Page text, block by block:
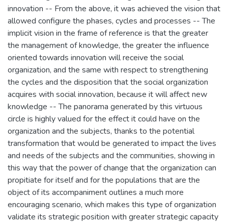
innovation -- From the above, it was achieved the vision that
allowed configure the phases, cycles and processes -- The
implicit vision in the frame of reference is that the greater
the management of knowledge, the greater the influence
oriented towards innovation will receive the social
organization, and the same with respect to strengthening
the cycles and the disposition that the social organization
acquires with social innovation, because it will affect new
knowledge -- The panorama generated by this virtuous
circle is highly valued for the effect it could have on the
organization and the subjects, thanks to the potential
transformation that would be generated to impact the lives
and needs of the subjects and the communities, showing in
this way that the power of change that the organization can
propitiate for itself and for the populations that are the
object of its accompaniment outlines a much more
encouraging scenario, which makes this type of organization
validate its strategic position with greater strategic capacity